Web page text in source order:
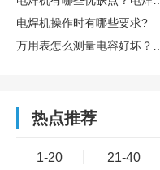
电焊机操作时有哪些要求?
热点推荐
1-20 21-40